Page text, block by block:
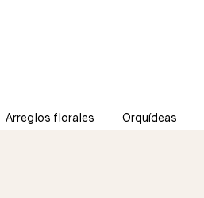
Arreglos florales Orquídeas